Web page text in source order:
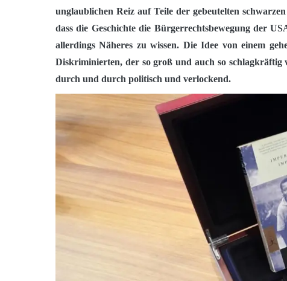
unglaublichen Reiz auf Teile der gebeutelten
dass die Geschichte die Bürgerrechtsbewegung der
allerdings Näheres zu wissen. Die Idee von einem
Diskriminierten, der so groß und auch so schlagkräftig
durch und durch politisch und verlockend.